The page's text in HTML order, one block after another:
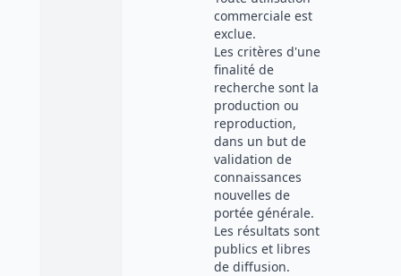
commerciale est
exclue.
Les critères d'une
finalité de
recherche sont la
production ou
reproduction,
dans un but de
validation de
connaissances
nouvelles de
portée générale.
Les résultats sont
publics et libres
de diffusion.